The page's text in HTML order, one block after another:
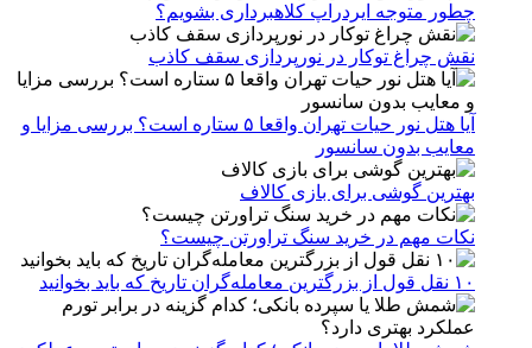
چطور متوجه ایردراپ کلاهبرداری بشویم؟
نقش چراغ توکار در نورپردازی سقف کاذب
آیا هتل نور حیات تهران واقعا ۵ ستاره است؟ بررسی مزایا و
معایب بدون سانسور
بهترین گوشی برای بازی کالاف
نکات مهم در خرید سنگ تراورتن چیست؟
۱۰ نقل قول از بزرگترین معامله‌گران تاریخ که باید بخوانید